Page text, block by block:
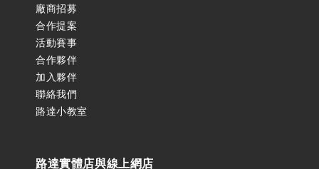
廠商招募
合作提案
活動賽事
合作夥伴
加入夥伴
聯絡我們
路達小教室
路達實體店與線上網店